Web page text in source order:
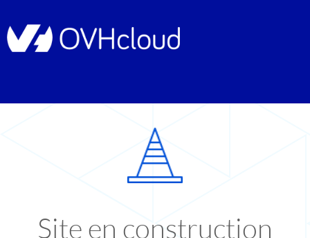
Site en construction